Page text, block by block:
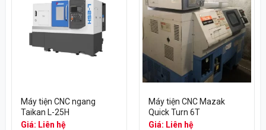
Máy tiện CNC ngang
Taikan L-25H
Giá: Liên hệ
Máy tiện CNC Mazak
Quick Turn 6T
Giá: Liên hệ